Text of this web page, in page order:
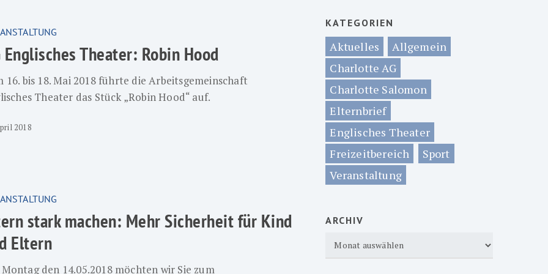
Englisches Theater: Robin Hood
16. bis 18. Mai 2018 führte die Arbeitsgemeinschaft
Theater das Stück „Robin Hood“ auf.
2018
stark machen: Mehr Sicherheit für Kind
Eltern
den 14.05.2018 möchten wir Sie zum
KATEGORIEN
Aktuelles
Allgemein
Charlotte AG
Charlotte Salomon
Elternbrief
Englisches Theater
Freizeitbereich
Sport
Veranstaltung
ARCHIV
Archiv